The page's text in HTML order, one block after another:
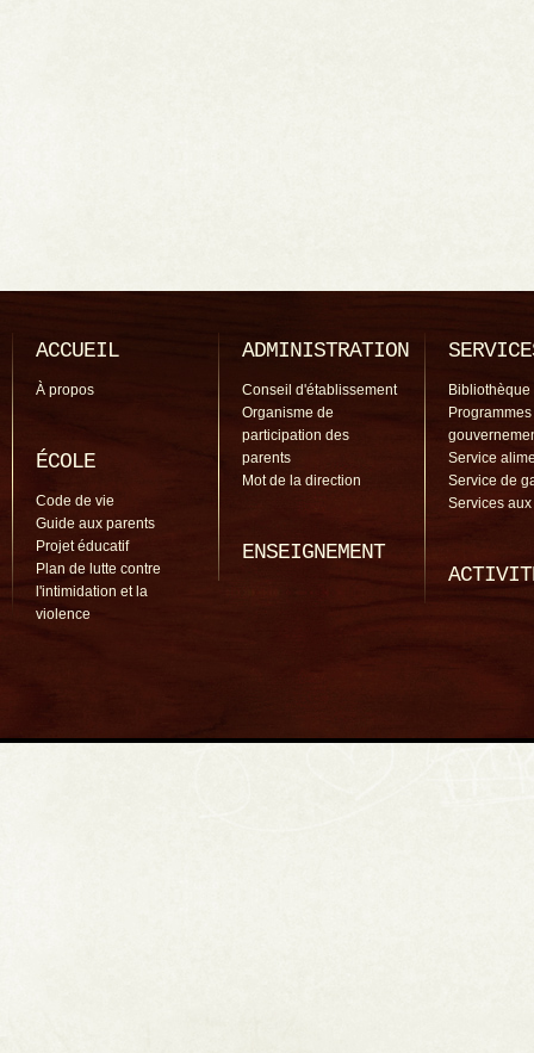
ACCUEIL
À propos
ÉCOLE
Code de vie
Guide aux parents
Projet éducatif
Plan de lutte contre
l'intimidation et la
violence
ADMINISTRATION
Conseil d'établissement
Organisme de
participation des
parents
Mot de la direction
ENSEIGNEMENT
Bibliothèque
Programmes
Service
Service de
Services